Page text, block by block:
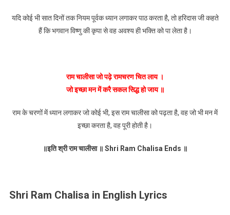
यदि कोई भी सात दिनों तक नियम पूर्वक ध्यान लगाकर पाठ करता है, तो हरिदास जी कहते
हैं कि भगवान विष्णु की कृपा से वह अवश्य ही भक्ति को पा लेता है।
राम चालीसा जो पढ़े रामचरण चित लाय ।
जो इच्छा मन में करै सकल सिद्ध हो जाय ॥
राम के चरणों में ध्यान लगाकर जो कोई भी, इस राम चालीसा को पढ़ता है, वह जो भी मन में
इच्छा करता है, वह पूरी होती है।
॥इति श्री राम चालीसा ॥ Shri Ram Chalisa Ends ॥
Shri Ram Chalisa in English Lyrics